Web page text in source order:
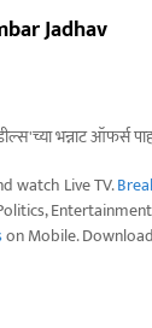
Jadhav
भन्नाट ऑफर्स
watch Live TV.
on Mobile.